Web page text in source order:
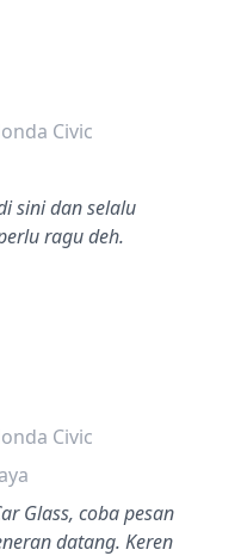
bintang lima
Civic
sini dan selalu
ragu deh.
bintang lima
Civic
Glass, coba pesan
datang. Keren